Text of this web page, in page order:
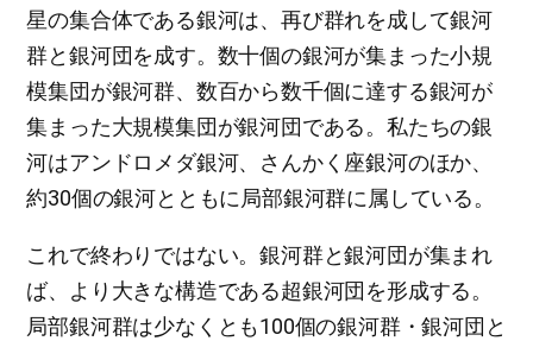
星の集合体である銀河は、再び群れを成して銀河
群と銀河団を成す。数十個の銀河が集まった小規
模集団が銀河群、数百から数千個に達する銀河が
集まった大規模集団が銀河団である。私たちの銀
河はアンドロメダ銀河、さんかく座銀河のほか、
約30個の銀河とともに局部銀河群に属している。
これで終わりではない。銀河群と銀河団が集まれ
ば、より大きな構造である超銀河団を形成する。
局部銀河群は少なくとも100個の銀河群・銀河団と